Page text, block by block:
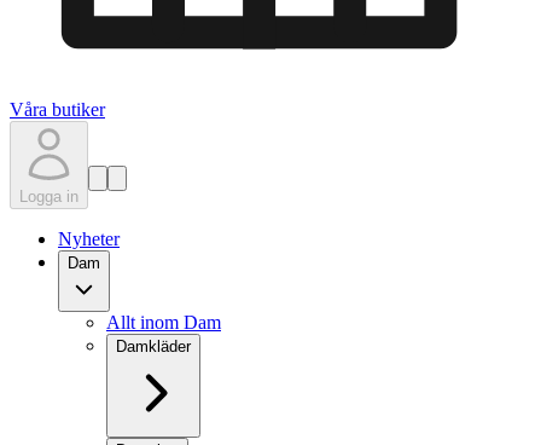
Våra butiker
Logga in
Nyheter
Dam
Allt inom Dam
Damkläder